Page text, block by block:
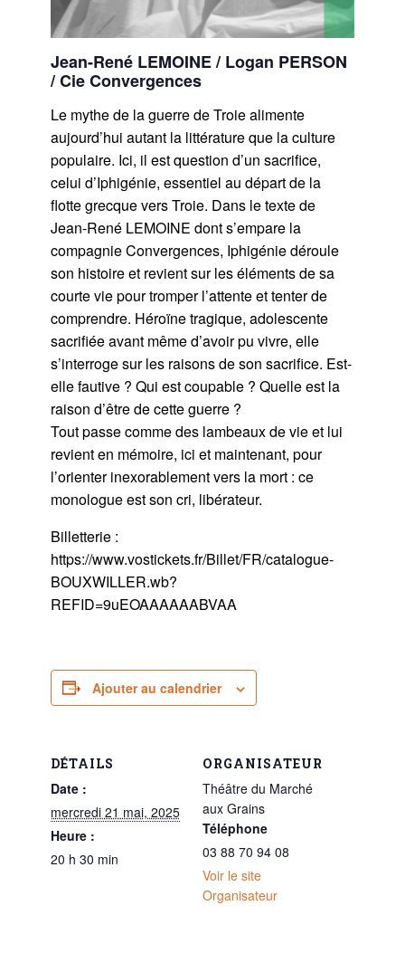
Jean-René LEMOINE / Logan PERSON
/ Cie Convergences
Le mythe de la guerre de Troie alimente
aujourd’hui autant la littérature que la culture
populaire. Ici, il est question d’un sacrifice,
celui d’Iphigénie, essentiel au départ de la
flotte grecque vers Troie. Dans le texte de
Jean-René LEMOINE dont s’empare la
compagnie Convergences, Iphigénie déroule
son histoire et revient sur les éléments de sa
courte vie pour tromper l’attente et tenter de
comprendre. Héroïne tragique, adolescente
sacrifiée avant même d’avoir pu vivre, elle
s’interroge sur les raisons de son sacrifice. Est-
elle fautive ? Qui est coupable ? Quelle est la
raison d’être de cette guerre ?
Tout passe comme des lambeaux de vie et lui
revient en mémoire, ici et maintenant, pour
l’orienter inexorablement vers la mort : ce
monologue est son cri, libérateur.
Billetterie :
https://www.vostickets.fr/Billet/FR/catalogue-
BOUXWILLER.wb?
REFID=9uEOAAAAAABVAA
Ajouter au calendrier
DÉTAILS
Date :
mercredi 21 mai, 2025
Heure :
20 h 30 min
ORGANISATEUR
Théâtre du Marché
aux Grains
Téléphone
03 88 70 94 08
Voir le site
Organisateur